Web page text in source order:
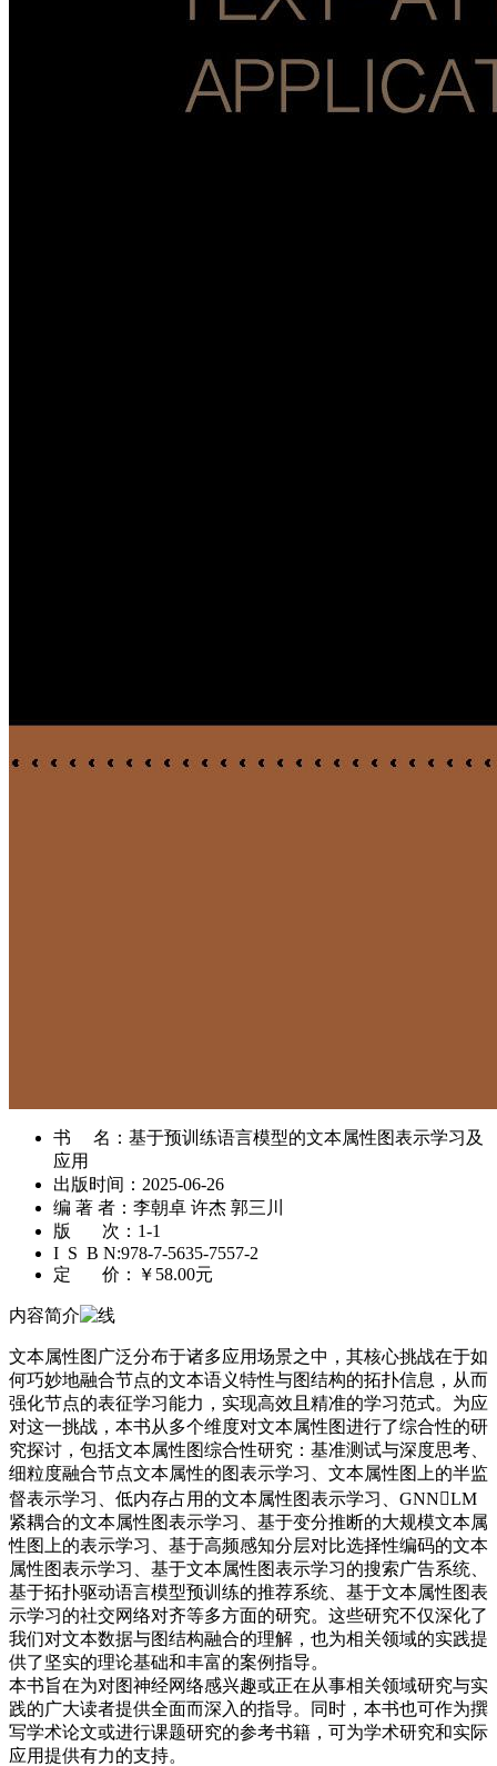
书 名： 基于预训练语言模型的文本属性图表示学习及
应用
出版时间： 2025-06-26
编 著 者： 李朝卓 许杰 郭三川
版 次： 1-1
I S B N:978-7-5635-7557-2
定 价：
￥58.00元
内容简介
文本属性图广泛分布于诸多应用场景之中，其核心挑战在于如
何巧妙地融合节点的文本语义特性与图结构的拓扑信息，从而
强化节点的表征学习能力，实现高效且精准的学习范式。为应
对这一挑战，本书从多个维度对文本属性图进行了综合性的研
究探讨，包括文本属性图综合性研究：基准测试与深度思考、
细粒度融合节点文本属性的图表示学习、文本属性图上的半监
督表示学习、低内存占用的文本属性图表示学习、GNNLM
紧耦合的文本属性图表示学习、基于变分推断的大规模文本属
性图上的表示学习、基于高频感知分层对比选择性编码的文本
属性图表示学习、基于文本属性图表示学习的搜索广告系统、
基于拓扑驱动语言模型预训练的推荐系统、基于文本属性图表
示学习的社交网络对齐等多方面的研究。这些研究不仅深化了
我们对文本数据与图结构融合的理解，也为相关领域的实践提
供了坚实的理论基础和丰富的案例指导。
本书旨在为对图神经网络感兴趣或正在从事相关领域研究与实
践的广大读者提供全面而深入的指导。同时，本书也可作为撰
写学术论文或进行课题研究的参考书籍，可为学术研究和实际
应用提供有力的支持。